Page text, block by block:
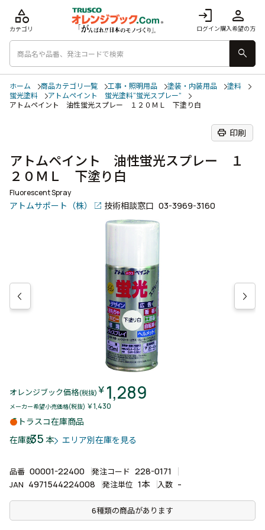
login
ログイン
person
購入希望の方
category
カテゴリ
search
ホーム 商品カテゴリ一覧 工事・照明用品 塗装・内装用品
塗料
蛍光塗料
アトムペイント 蛍光塗料“蛍光スプレー”
アトムペイント 油性蛍光スプレー １２０ＭＬ 下塗り白
print 印刷
アトムペイント 油性蛍光スプレー １
２０ＭＬ 下塗り白
Fluorescent Spray
アトムサポート（株） 技術相談窓口 03-3969-3160
オレンジブック価格(税抜) ￥ 1,289
メーカー希望小売価格(税抜) ￥1,430
トラスコ在庫商品
在庫数35本 エリア別在庫を見る
品番 00001-22400 発注コード 228-0171
JAN 4971544224008 発注単位 1本 入数 -
6種類の商品があります